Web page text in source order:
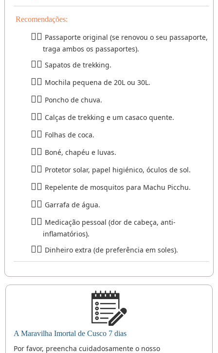
Recomendações:
Passaporte original (se renovou o seu passaporte,
traga ambos os passaportes).
Sapatos de trekking.
Mochila pequena de 20L ou 30L.
Poncho de chuva.
Calças de trekking e um casaco quente.
Folhas de coca.
Boné, chapéu e luvas.
Protetor solar, papel higiénico, óculos de sol.
Repelente de mosquitos para Machu Picchu.
Garrafa de água.
Medicação pessoal (dor de cabeça, anti-
inflamatórios).
Dinheiro extra (de preferência em soles).
A Maravilha Imortal de Cusco 7 dias
Por favor, preencha cuidadosamente o nosso